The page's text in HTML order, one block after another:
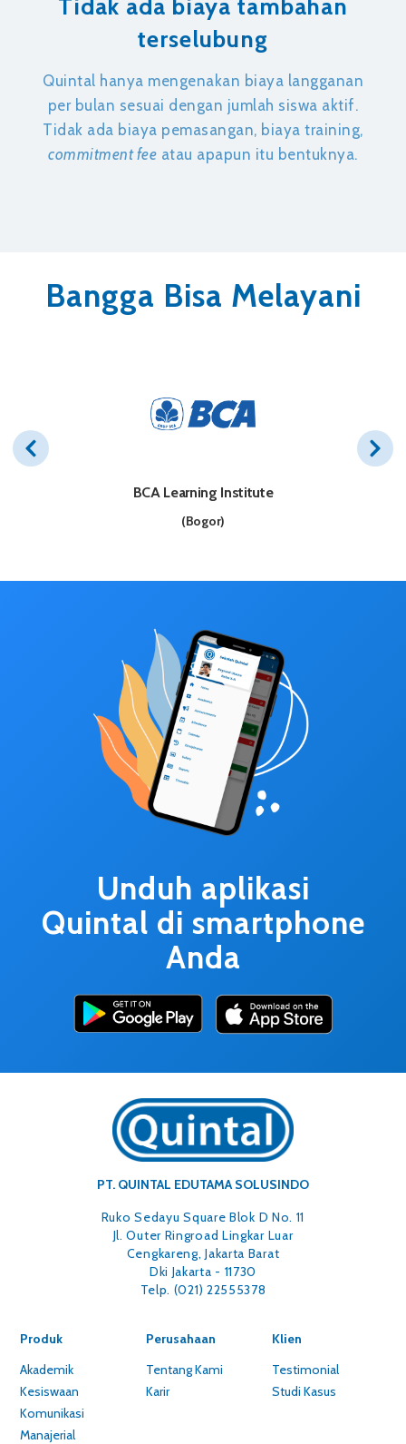
Tidak ada biaya tambahan
terselubung
Quintal hanya mengenakan biaya langganan
per bulan sesuai dengan jumlah siswa aktif.
Tidak ada biaya pemasangan, biaya training,
commitment fee atau apapun itu bentuknya.
Bangga Bisa Melayani
BCA Learning Institute
(Bogor)
Unduh aplikasi
Quintal di smartphone
Anda
PT. QUINTAL EDUTAMA SOLUSINDO
Ruko Sedayu Square Blok D No. 11
Jl. Outer Ringroad Lingkar Luar
Cengkareng, Jakarta Barat
Dki Jakarta - 11730
Telp. (021) 22555378
Produk
Akademik
Kesiswaan
Komunikasi
Manajerial
Perusahaan
Tentang Kami
Karir
Klien
Testimonial
Studi Kasus